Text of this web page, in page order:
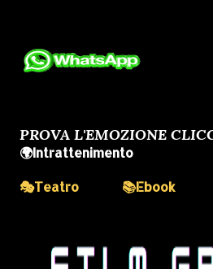
PROVA L'EMOZIONE
🌍Intrattenimento
🎭Teatro
📚Ebook